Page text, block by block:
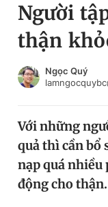
Chuyên mục
Chuyên mục khác
Tin thị trường
Video
Đổi mật khẩu
Tin đã lưu
Tin đã xem
Đăng xuất
Người
thận
Ngọc Quý
Với những
quả thì cần bổ
nạp quá nhiều
động cho thận.